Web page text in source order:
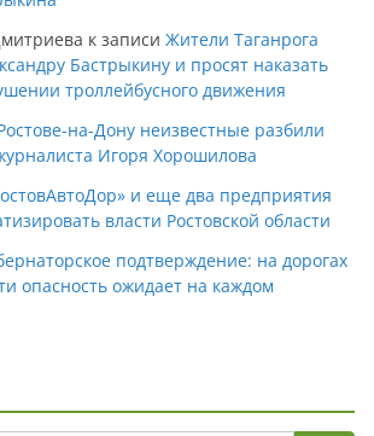
к записи Жители Таганрога
Бастрыкину и просят наказать
троллейбусного движения
на-Дону неизвестные разбили
Игоря Хорошилова
и еще два предприятия
власти Ростовской области
подтверждение: на дорогах
опасность ожидает на каждом